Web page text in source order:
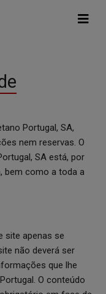
Portugal, SA,
nem reservas. O
SA está, por
bem como a toda a
site apenas se
não deverá ser
que lhe
O conteúdo